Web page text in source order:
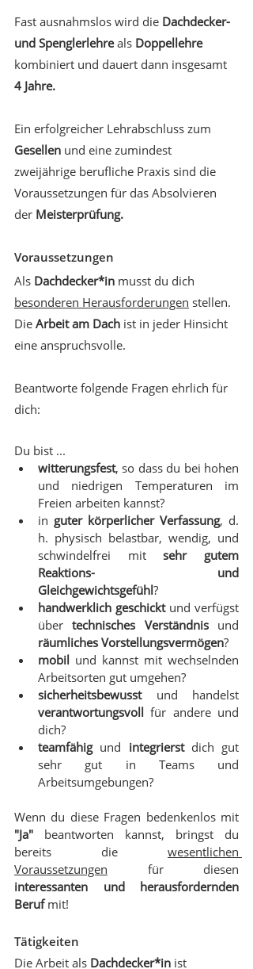
Fast ausnahmslos wird die Dachdecker-
und Spenglerlehre als Doppellehre
kombiniert und dauert dann insgesamt
4 Jahre.
Ein erfolgreicher Lehrabschluss zum
Gesellen und eine zumindest
zweijährige berufliche Praxis sind die
Voraussetzungen für das Absolvieren
der Meisterprüfung.
Voraussetzungen
Als Dachdecker*in musst du dich
besonderen Herausforderungen stellen.
Die Arbeit am Dach ist in jeder Hinsicht
eine anspruchsvolle.
Beantworte folgende Fragen ehrlich für
dich:
Du bist ...
witterungsfest, so dass du bei hohen
und niedrigen Temperaturen im
Freien arbeiten kannst?
in guter körperlicher Verfassung, d.
h. physisch belastbar, wendig, und
schwindelfrei mit sehr gutem
Reaktions- und
Gleichgewichtsgefühl?
handwerklich geschickt und verfügst
über technisches Verständnis und
räumliches Vorstellungsvermögen?
mobil und kannst mit wechselnden
Arbeitsorten gut umgehen?
sicherheitsbewusst
verantwortungsvoll für andere und
dich?
teamfähig und integrierst dich gut
sehr gut in Teams und
Arbeitsumgebungen?
"Ja" beantworten kannst, bringst du
bereits die wesentlichen
Voraussetzungen
interessanten und herausfordernden
Beruf mit!
Tätigkeiten
Die Arbeit als Dachdecker*in ist